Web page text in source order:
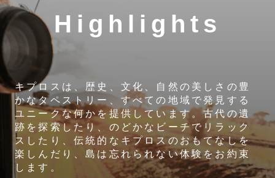
Highlights
キプロスは、歴史、文化、自然の美しさの豊
かなタペストリー、すべての地域で発見する
ユニークな何かを提供しています。古代の遺
跡を探索したり、のどかなビーチでリラック
スしたり、伝統的なキプロスのおもてなしを
楽しんだり、島は忘れられない体験をお約束
します。